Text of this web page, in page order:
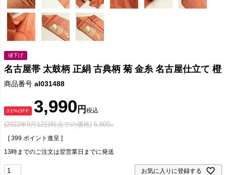
値下げ
名古屋帯 太鼓柄 正絹 古典柄 菊 金糸 名古屋仕立て 橙
商品番号 al031488
(2022年9月12日時点での価格) 5,800
31%OFF 3,990 税込
[ 399 ポイント進呈 ]
13時までのご注文は翌営業日までに発送
お気に入りに登録する